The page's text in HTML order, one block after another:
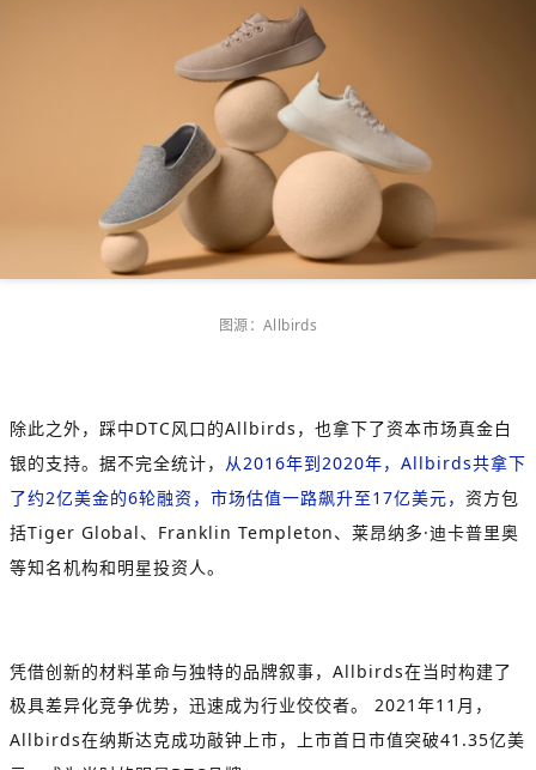
图源： Allbirds
除此之外，踩中DTC风口的Allbirds ，也拿下了资本市场真金白
银的支持。据不完全统计，
从 2016年到2020年， Allbirds共拿下
了约2亿美金的6轮融资，市场估值一路飙升至17亿美元， 资方包
括Tiger Global、 Franklin Templeton、莱昂纳多·迪卡普里奥
等知名机构和明星投资人。
凭借创新的材料革命与独特的品牌叙事， Allbirds在当时构建了
极具差异化竞争优势，迅速成为行业佼佼者。 2021 年11 月，
Allbirds在纳斯达克成功敲钟上市，上市首日市值突破41.35亿美